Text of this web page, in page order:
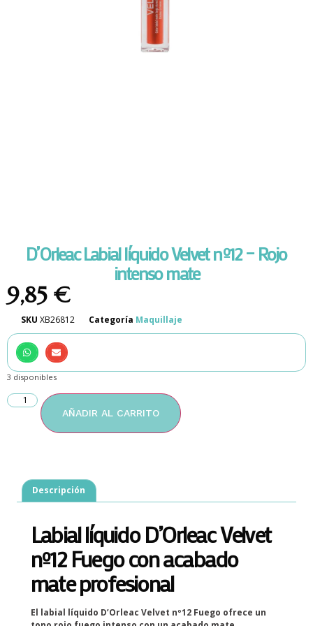
D’Orleac Labial líquido Velvet nº12 – Rojo
intenso mate
9,85 €
SKU XB26812 Categoría Maquillaje
3 disponibles
AÑADIR AL CARRITO
Descripción
Labial líquido D’Orleac Velvet
nº12 Fuego con acabado
mate profesional
El labial líquido D’Orleac Velvet nº12 Fuego ofrece un